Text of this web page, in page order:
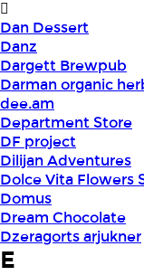
Dan Dessert
Danz
Dargett Brewpub
Darman organic
dee.am
Department Store
DF project
Dilijan Adventures
Dolce Vita Flowers
Domus
Dream Chocolate
Dzeragorts arjukner
E